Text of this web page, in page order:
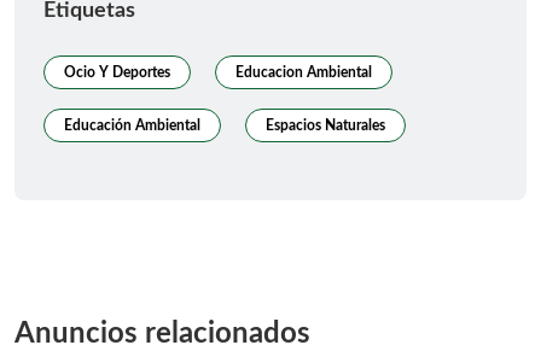
Etiquetas
Ocio Y Deportes Educacion Ambiental
Educación Ambiental Espacios Naturales
Anuncios relacionados